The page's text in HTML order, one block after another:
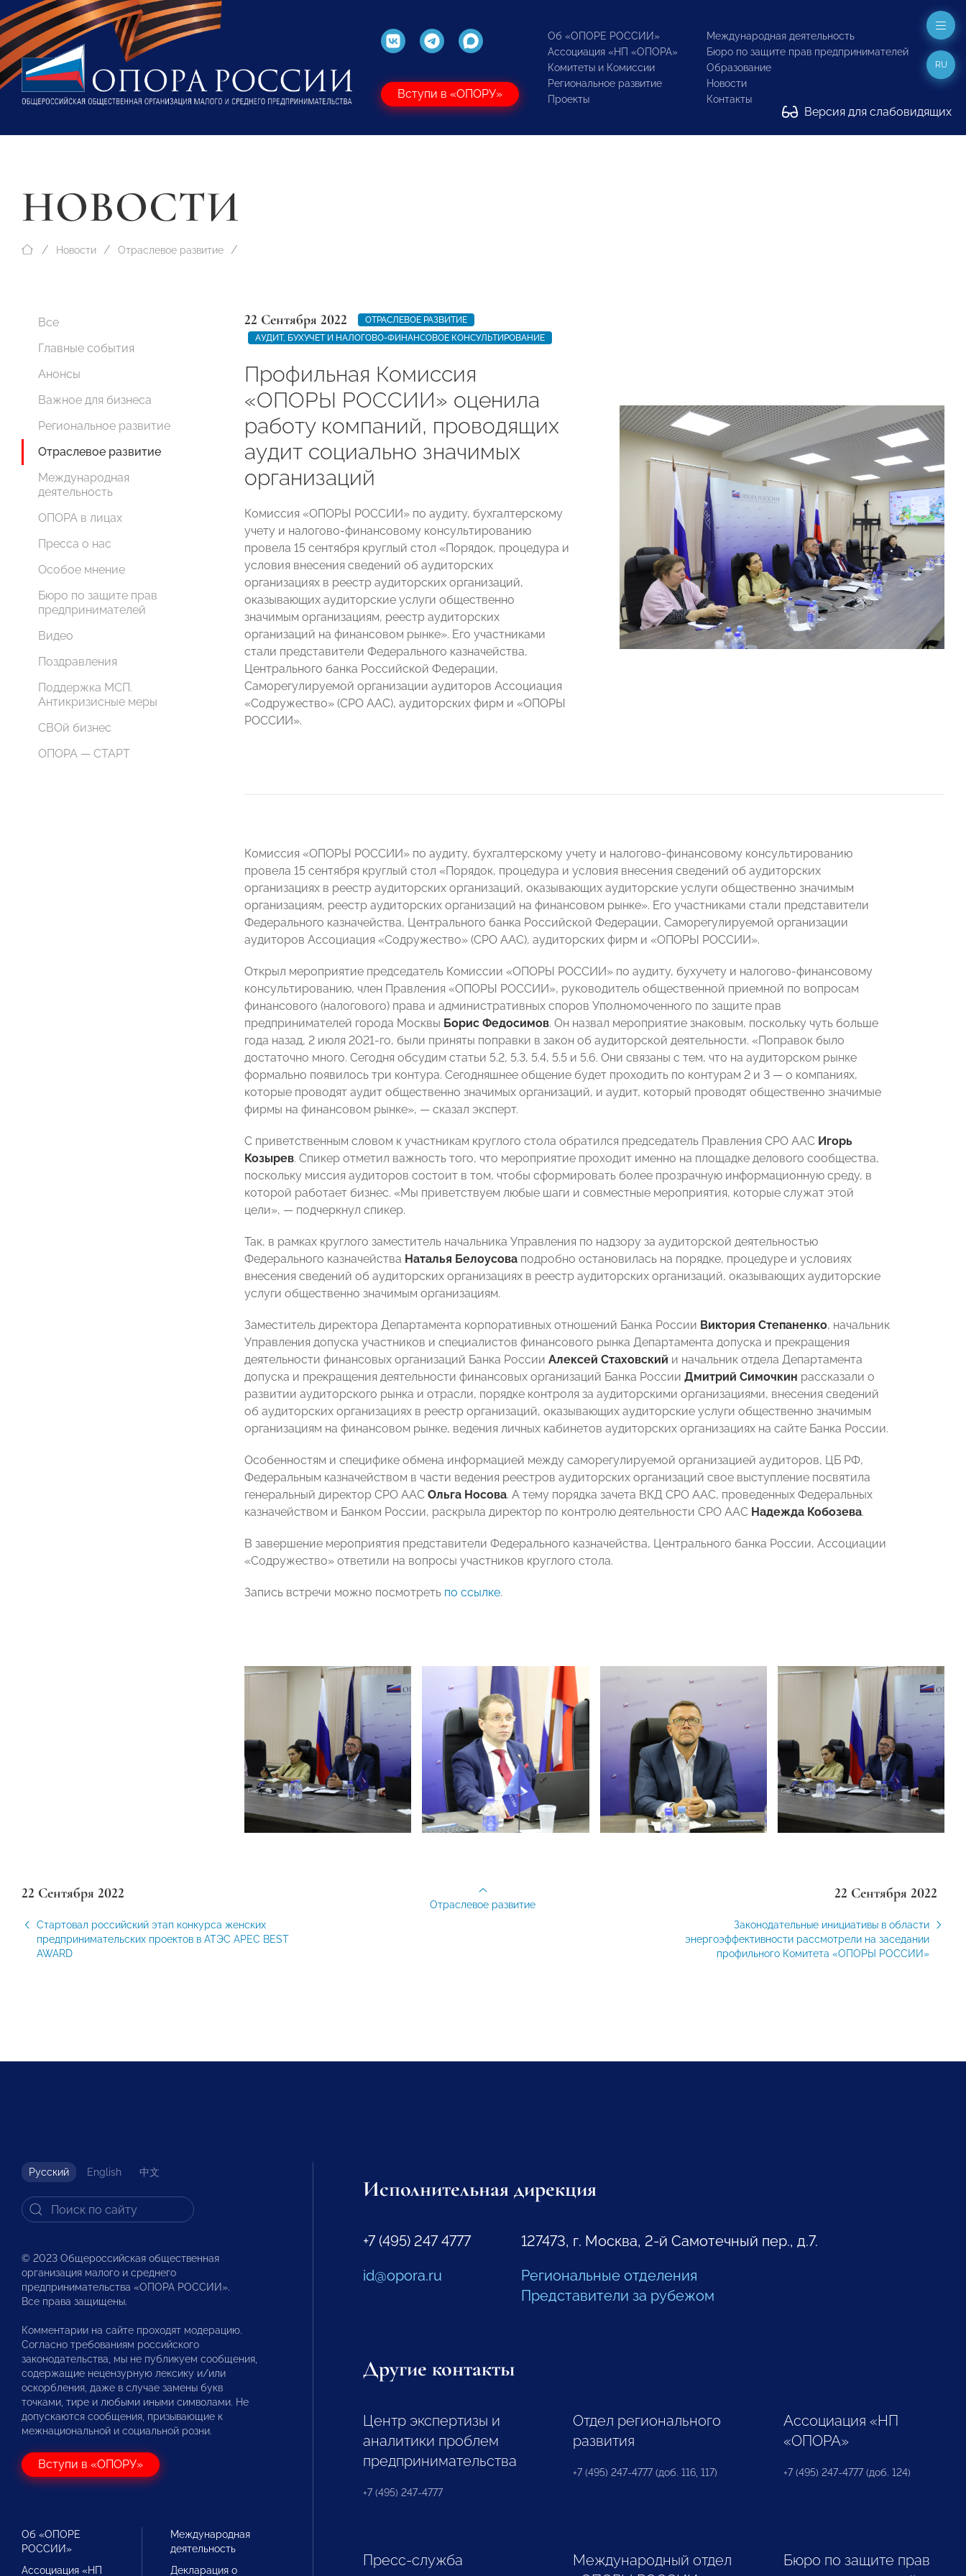
Вступи в «ОПОРУ»
Об «ОПОРЕ РОССИИ»
Ассоциация «НП «ОПОРА»
Комитеты и Комиссии
Региональное развитие
Проекты
Международная деятельность
Бюро по защите прав предпринимателей
Образование
Новости
Контакты
Версия для слабовидящих
RU
НОВОСТИ
Новости Отраслевое развитие
Все
Главные события
Анонсы
Важное для бизнеса
Региональное развитие
Отраслевое развитие
Международная
деятельность
ОПОРА в лицах
Пресса о нас
Особое мнение
Бюро по защите прав
предпринимателей
Видео
Поздравления
Поддержка МСП.
Антикризисные меры
СВОй бизнес
ОПОРА — СТАРТ
22 Сентября 2022
ОТРАСЛЕВОЕ РАЗВИТИЕ
АУДИТ, БУХУЧЕТ И НАЛОГОВО-ФИНАНСОВОЕ КОНСУЛЬТИРОВАНИЕ
Профильная Комиссия
«ОПОРЫ РОССИИ» оценила
работу компаний, проводящих
аудит социально значимых
организаций
Комиссия «ОПОРЫ РОССИИ» по аудиту, бухгалтерскому
учету и налогово-финансовому консультированию
провела 15 сентября круглый стол «Порядок, процедура и
условия внесения сведений об аудиторских
организациях в реестр аудиторских организаций,
оказывающих аудиторские услуги общественно
значимым организациям, реестр аудиторских
организаций на финансовом рынке». Его участниками
стали представители Федерального казначейства,
Центрального банка Российской Федерации,
Саморегулируемой организации аудиторов Ассоциация
«Содружество» (СРО ААС), аудиторских фирм и «ОПОРЫ
РОССИИ».
Комиссия «ОПОРЫ РОССИИ» по аудиту, бухгалтерскому учету и налогово-финансовому консультированию
провела 15 сентября круглый стол «Порядок, процедура и условия внесения сведений об аудиторских
организациях в реестр аудиторских организаций, оказывающих аудиторские услуги общественно значимым
организациям, реестр аудиторских организаций на финансовом рынке». Его участниками стали представители
Федерального казначейства, Центрального банка Российской Федерации, Саморегулируемой организации
аудиторов Ассоциация «Содружество» (СРО ААС), аудиторских фирм и «ОПОРЫ РОССИИ».
Открыл мероприятие председатель Комиссии «ОПОРЫ РОССИИ» по аудиту, бухучету и налогово-финансовому
консультированию, член Правления «ОПОРЫ РОССИИ», руководитель общественной приемной по вопросам
финансового (налогового) права и административных споров Уполномоченного по защите прав
предпринимателей города Москвы Борис Федосимов. Он назвал мероприятие знаковым, поскольку чуть больше
года назад, 2 июля 2021-го, были приняты поправки в закон об аудиторской деятельности. «Поправок было
достаточно много. Сегодня обсудим статьи 5.2, 5.3, 5.4, 5.5 и 5.6. Они связаны с тем, что на аудиторском рынке
формально появилось три контура. Сегодняшнее общение будет проходить по контурам 2 и 3 — о компаниях,
которые проводят аудит общественно значимых организаций, и аудит, который проводят общественно значимые
фирмы на финансовом рынке», — сказал эксперт.
С приветственным словом к участникам круглого стола обратился председатель Правления СРО ААС Игорь
Козырев. Спикер отметил важность того, что мероприятие проходит именно на площадке делового сообщества,
поскольку миссия аудиторов состоит в том, чтобы сформировать более прозрачную информационную среду, в
которой работает бизнес. «Мы приветствуем любые шаги и совместные мероприятия, которые служат этой
цели», — подчеркнул спикер.
Так, в рамках круглого заместитель начальника Управления по надзору за аудиторской деятельностью
Федерального казначейства Наталья Белоусова подробно остановилась на порядке, процедуре и условиях
внесения сведений об аудиторских организациях в реестр аудиторских организаций, оказывающих аудиторские
услуги общественно значимым организациям.
Заместитель директора Департамента корпоративных отношений Банка России Виктория Степаненко, начальник
Управления допуска участников и специалистов финансового рынка Департамента допуска и прекращения
деятельности финансовых организаций Банка России Алексей Стаховский и начальник отдела Департамента
допуска и прекращения деятельности финансовых организаций Банка России Дмитрий Симочкин рассказали о
развитии аудиторского рынка и отрасли, порядке контроля за аудиторскими организациями, внесения сведений
об аудиторских организациях в реестр организаций, оказывающих аудиторские услуги общественно значимым
организациям на финансовом рынке, ведения личных кабинетов аудиторских организациях на сайте Банка России.
Особенностям и специфике обмена информацией между саморегулируемой организацией аудиторов, ЦБ РФ,
Федеральным казначейством в части ведения реестров аудиторских организаций свое выступление посвятила
генеральный директор СРО ААС Ольга Носова. А тему порядка зачета ВКД СРО ААС, проведенных Федеральных
казначейством и Банком России, раскрыла директор по контролю деятельности СРО ААС Надежда Кобозева.
В завершение мероприятия представители Федерального казначейства, Центрального банка России, Ассоциации
«Содружество» ответили на вопросы участников круглого стола.
Запись встречи можно посмотреть по ссылке.
22 Сентября 2022
Стартовал российский этап конкурса женских
предпринимательских проектов в АТЭС APEC BEST
AWARD
22 Сентября 2022
Законодательные инициативы в области
энергоэффективности рассмотрели на заседании
профильного Комитета «ОПОРЫ РОССИИ»
Отраслевое развитие
Русский English 中文
© 2023 Общероссийская общественная
организация малого и среднего
предпринимательства «ОПОРА РОССИИ».
Все права защищены.
Комментарии на сайте проходят модерацию.
Согласно требованиям российского
законодательства, мы не публикуем сообщения,
содержащие нецензурную лексику и/или
оскорбления, даже в случае замены букв
точками, тире и любыми иными символами. Не
допускаются сообщения, призывающие к
межнациональной и социальной розни.
Вступи в «ОПОРУ»
Об «ОПОРЕ
РОССИИ»
Ассоциация «НП
Международная
деятельность
Декларация о
Исполнительная дирекция
+7 (495) 247 4777
id@opora.ru
127473, г. Москва, 2-й Самотечный пер., д.7.
Региональные отделения
Представители за рубежом
Другие контакты
Центр экспертизы и
аналитики проблем
предпринимательства
+7 (495) 247-4777
Отдел регионального
развития
+7 (495) 247-4777 (доб. 116, 117)
Ассоциация «НП
«ОПОРА»
+7 (495) 247-4777 (доб. 124)
Пресс-служба
Международный отдел
Бюро по защите прав